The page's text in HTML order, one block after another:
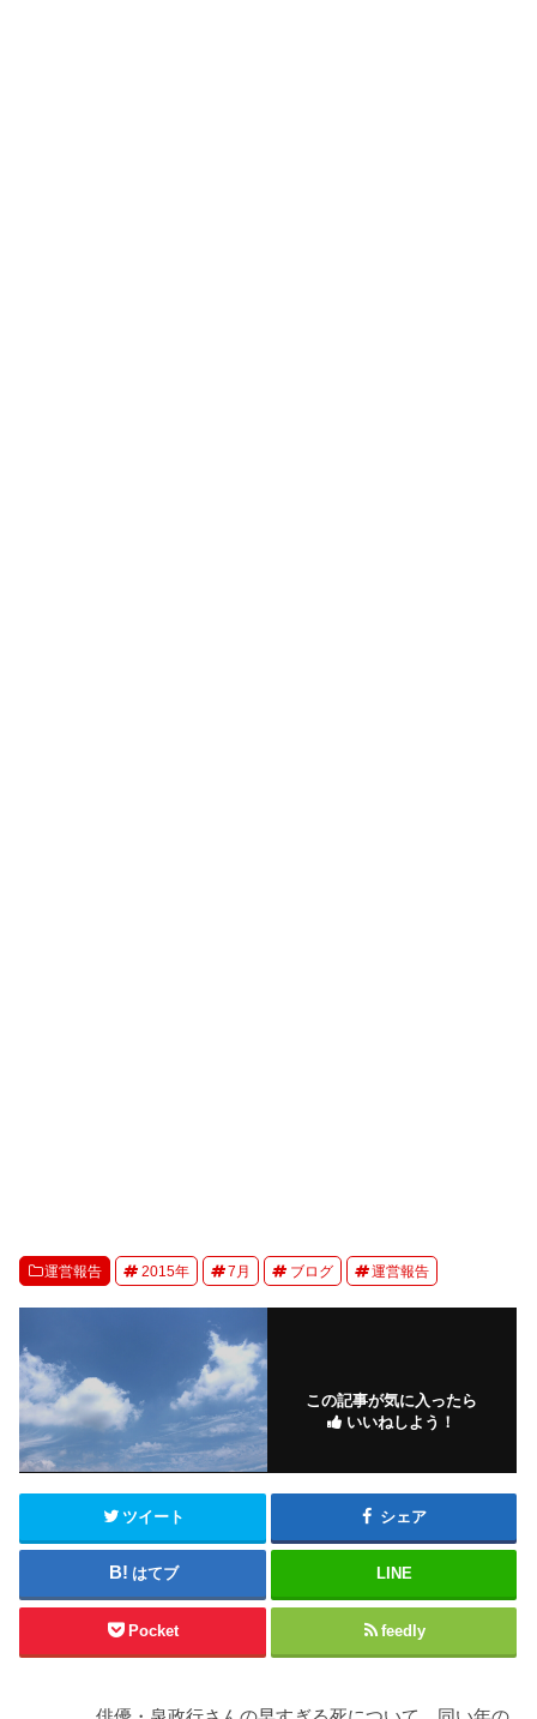
運営報告 2015年 7月 ブログ 運営報告
この記事が気に入ったら
いいねしよう！
ツイート シェア
はてブ LINE
Pocket feedly